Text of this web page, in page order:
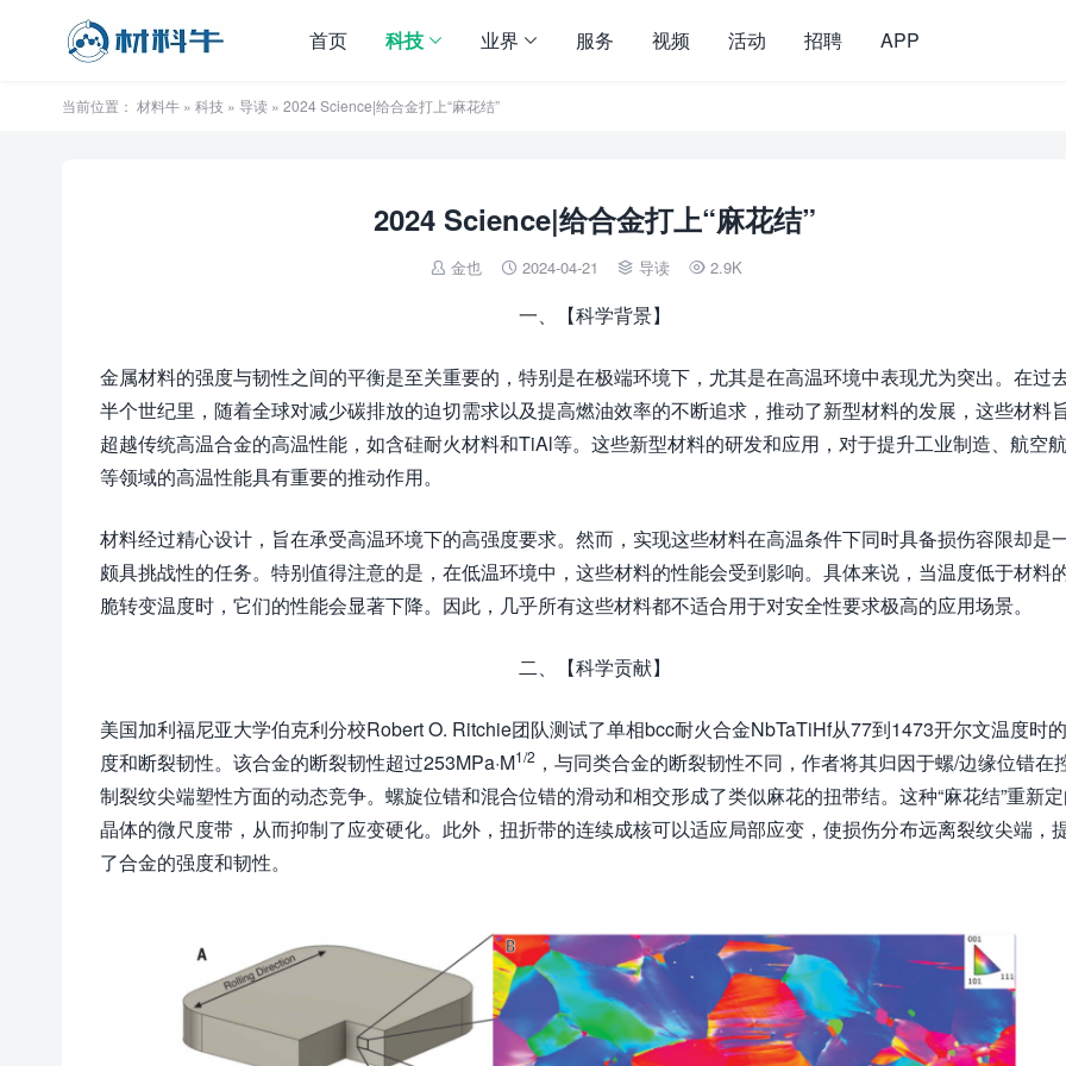
首页 科技 业界 服务 视频 活动 招聘 APP
当前位置： 材料牛 » 科技 » 导读 » 2024 Science|给合金打上“麻花结”
2024 Science|给合金打上“麻花结”
 金也  2024-04-21  导读  2.9K
一、【科学背景】
金属材料的强度与韧性之间的平衡是至关重要的，特别是在极端环境下，尤其是在高温环境中表现尤为突出。在过
半个世纪里，随着全球对减少碳排放的迫切需求以及提高燃油效率的不断追求，推动了新型材料的发展，这些材料
超越传统高温合金的高温性能，如含硅耐火材料和TiAl等。这些新型材料的研发和应用，对于提升工业制造、航空
等领域的高温性能具有重要的推动作用。
材料经过精心设计，旨在承受高温环境下的高强度要求。然而，实现这些材料在高温条件下同时具备损伤容限却是
颇具挑战性的任务。特别值得注意的是，在低温环境中，这些材料的性能会受到影响。具体来说，当温度低于材料
脆转变温度时，它们的性能会显著下降。因此，几乎所有这些材料都不适合用于对安全性要求极高的应用场景。
二、【科学贡献】
美国加利福尼亚大学伯克利分校Robert O. Ritchie团队测试了单相bcc耐火合金NbTaTiHf从77到1473开尔文温度时
度和断裂韧性。该合金的断裂韧性超过253MPa·M1/2 ，与同类合金的断裂韧性不同，作者将其归因于螺/边缘位错在
制裂纹尖端塑性方面的动态竞争。螺旋位错和混合位错的滑动和相交形成了类似麻花的扭带结。这种“麻花结”重新
晶体的微尺度带，从而抑制了应变硬化。此外，扭折带的连续成核可以适应局部应变，使损伤分布远离裂纹尖端，
了合金的强度和韧性。